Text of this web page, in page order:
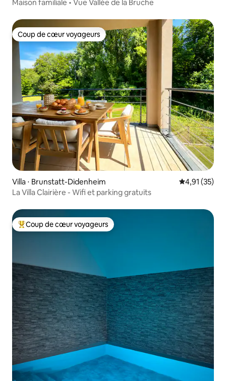
Maison familiale • Vue Vallée de la Bruche
Coup de cœur voyageurs
Coup de cœur voyageurs
Villa ⋅ Brunstatt-Didenheim Évaluation
4,91 (35)
La Villa Clairière - Wifi et parking gratuits
Coups de cœur voyageurs les plus appréciés
Coup de cœur voyageurs